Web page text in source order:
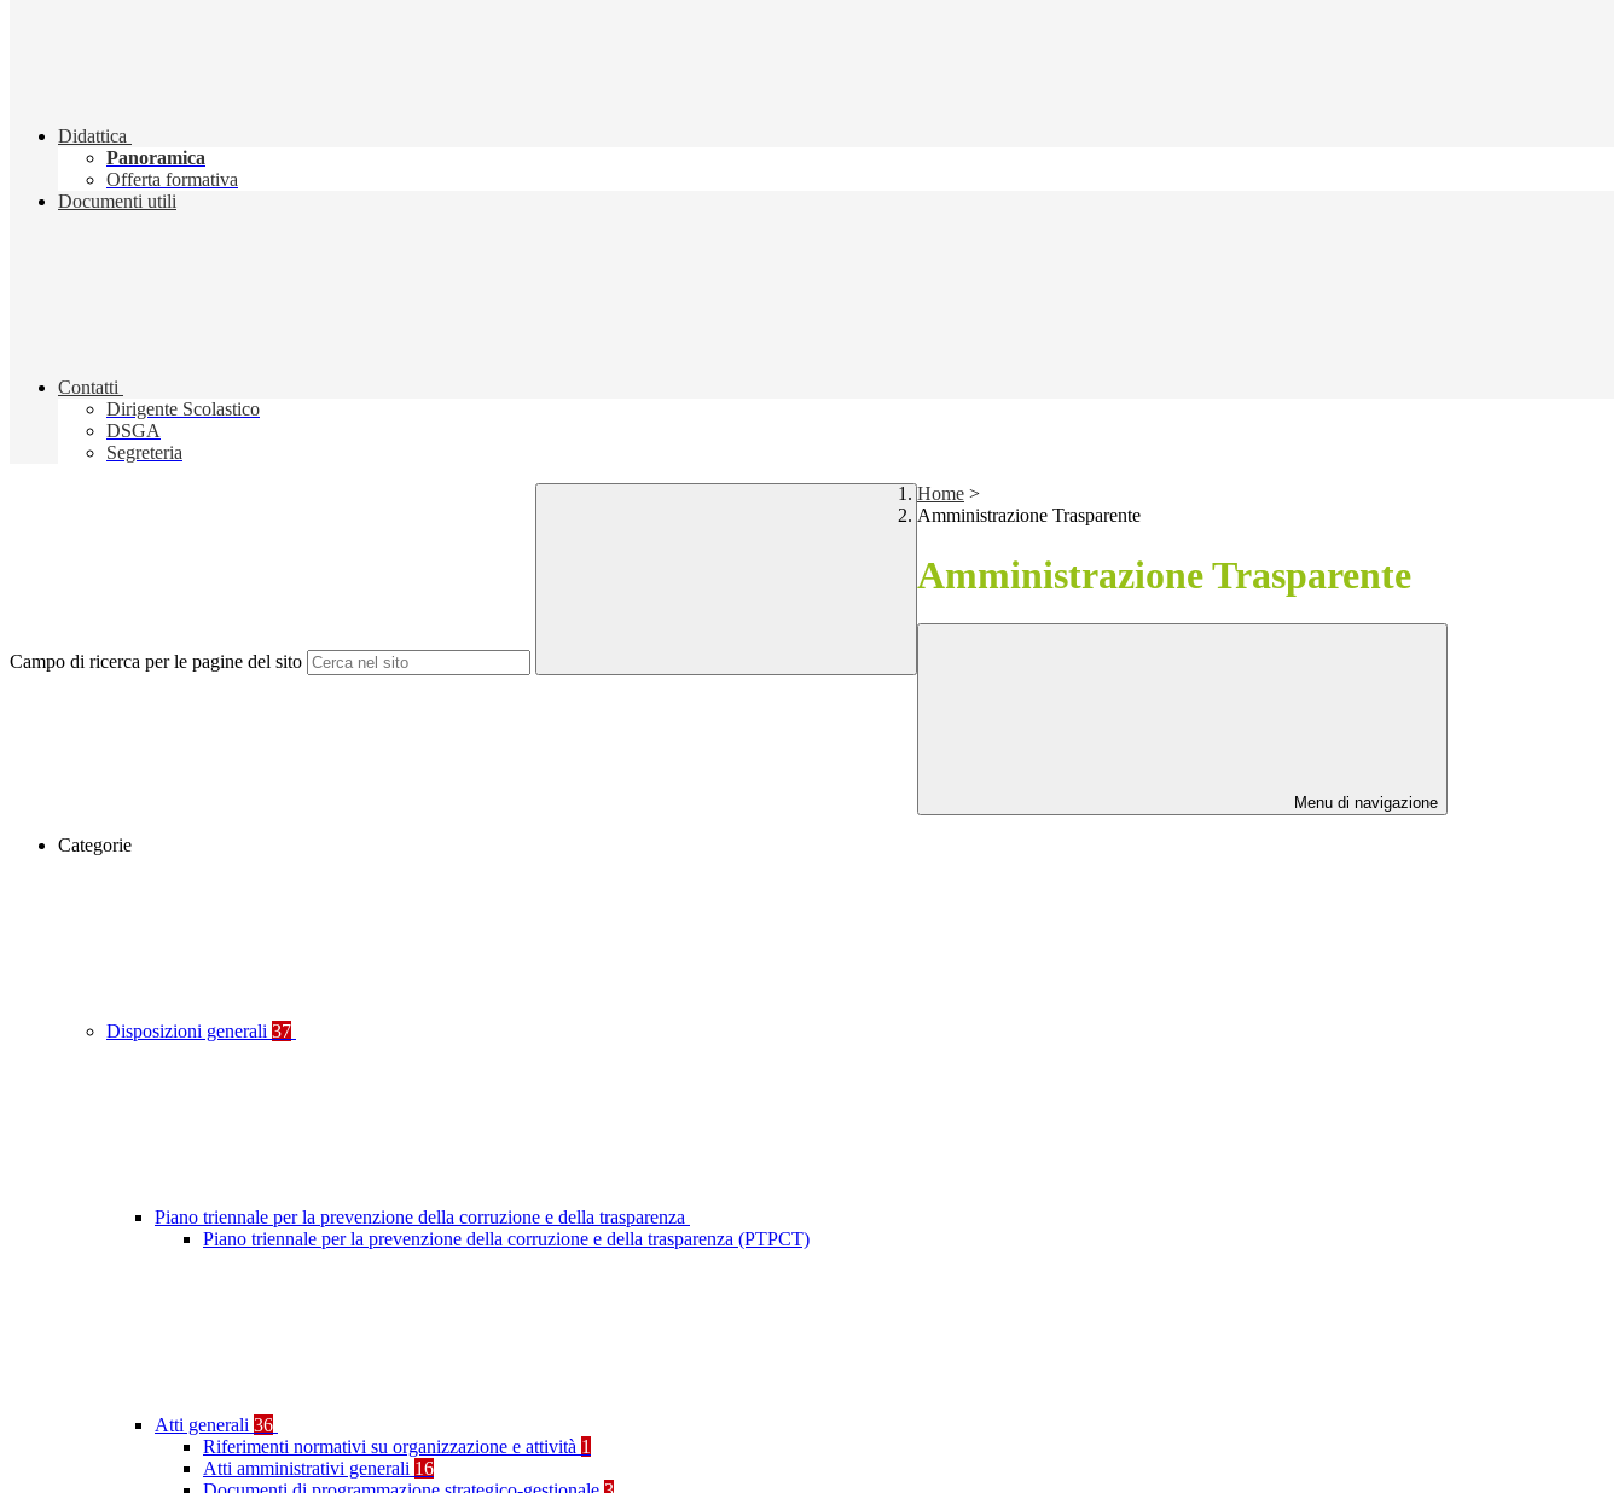
Didattica
Panoramica
Offerta formativa
Documenti utili
Contatti
Dirigente Scolastico
DSGA
Segreteria
Campo di ricerca per le pagine del sito
Home >
Amministrazione Trasparente
Amministrazione Trasparente
Menu di navigazione
Categorie
Disposizioni generali 37
Piano triennale per la prevenzione della corruzione e della trasparenza
Piano triennale per la prevenzione della corruzione e della trasparenza (PTPCT)
Atti generali 36
Riferimenti normativi su organizzazione e attività 1
Atti amministrativi generali 16